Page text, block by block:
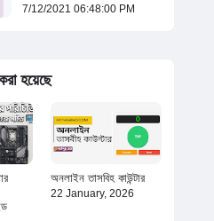
7/12/2021 06:48:00 PM
হয়েছে
অনলাইন তাসবিহ কাউন্টার
22 January, 2026